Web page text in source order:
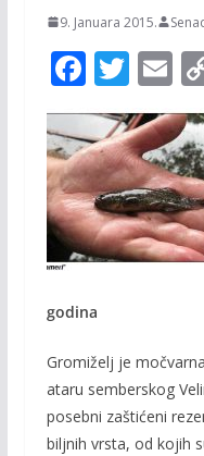
9. Januara 2015.
F
ac
e
b
o
o
k
T
w
itt
er
E
m
ai
l
godina
Gromiželj je
ataru semberskog
posebni zaštićeni
biljnih vrsta, od kojih